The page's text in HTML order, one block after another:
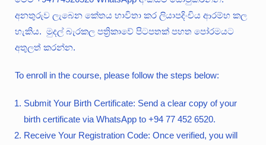
අනතුරුව ලැබෙන කේතය භාවිතා කර ලියාපදිංචිය ආරම්භ කල
හැකිය. මුදල් බැරකල පත්‍රිකාවේ පිටපතක් පහත පෝරමයට
අතුලත් කරන්න.
To enroll in the course, please follow the steps below:
Submit Your Birth Certificate: Send a clear copy of your
birth certificate via WhatsApp to +94 77 452 6520.
Receive Your Registration Code: Once verified, you will